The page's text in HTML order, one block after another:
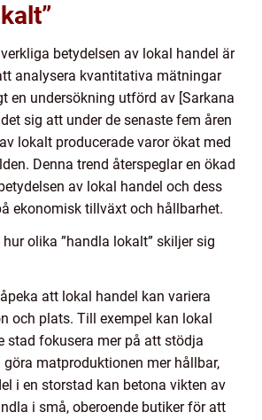
betydelsen av lokal handel är
analysera kvantitativa mätningar
en undersökning utförd av [Sarkana
sig att under de senaste fem åren
lokalt producerade varor ökat med
Denna trend återspeglar en ökad
av lokal handel och dess
ekonomisk tillväxt och hållbarhet.
olika ”handla lokalt” skiljer sig
att lokal handel kan variera
och plats. Till exempel kan lokal
stad fokusera mer på att stödja
matproduktionen mer hållbar,
i en storstad kan betona vikten av
i små, oberoende butiker för att